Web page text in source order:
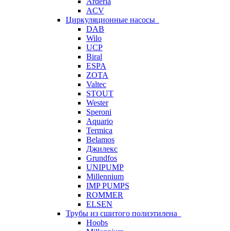
ACV
Циркуляционные насосы
DAB
Wilo
UCP
Biral
ESPA
ZOTA
Valtec
STOUT
Wester
Speroni
Aquario
Termica
Belamos
Джилекс
Grundfos
UNIPUMP
Millennium
IMP PUMPS
ROMMER
ELSEN
Трубы из сшитого полиэтилена
Hoobs